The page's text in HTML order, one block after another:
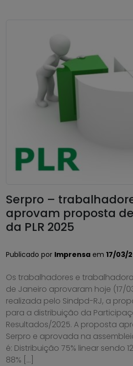
Serpro –
aprovam proposta
da PLR 2025
Publicado por Imprensa em 17/03/
Os trabalhadores e
de Janeiro aprovaram hoje (17/
realizada pelo Sindpd-RJ, a
para a distribuição da
Resultados/2025. A proposta
Serpro e aprovada na
é: Distribuição 75% linear sendo
88% […]